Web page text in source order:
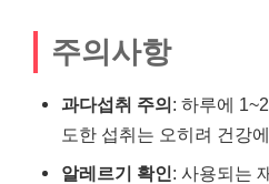
주의사항
과다섭취 주의: 하루에
도한 섭취는 오히려 건강
알레르기 확인: 사용되는